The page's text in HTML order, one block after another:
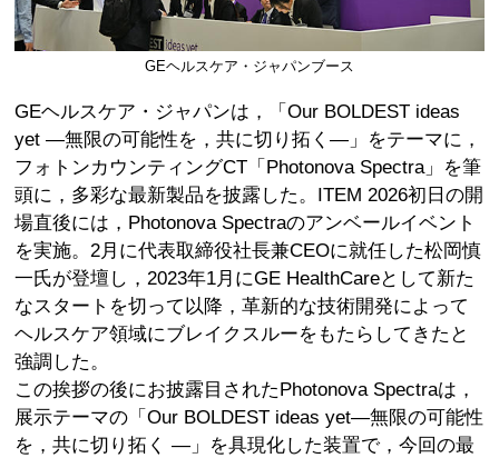
GEヘルスケア・ジャパンブース
GEヘルスケア・ジャパンは，「Our BOLDEST ideas
yet ―無限の可能性を，共に切り拓く―」をテーマに，
フォトンカウンティングCT「Photonova Spectra」を筆
頭に，多彩な最新製品を披露した。ITEM 2026初日の開
場直後には，Photonova Spectraのアンベールイベント
を実施。2月に代表取締役社長兼CEOに就任した松岡慎
一氏が登壇し，2023年1月にGE HealthCareとして新た
なスタートを切って以降，革新的な技術開発によって
ヘルスケア領域にブレイクスルーをもたらしてきたと
強調した。
この挨拶の後にお披露目されたPhotonova Spectraは，
展示テーマの「Our BOLDEST ideas yet―無限の可能性
を，共に切り拓く ―」を具現化した装置で，今回の最